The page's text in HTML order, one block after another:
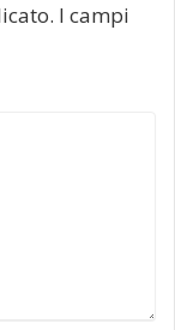
I campi